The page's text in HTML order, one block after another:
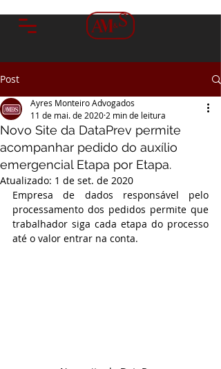
Post
Novo Site da DataPrev permite
acompanhar pedido do auxílio
emergencial Etapa por Etapa.
Ayres Monteiro Advogados
11 de mai. de 2020 2 min de leitura
Atualizado: 1 de set. de 2020
Empresa de dados responsável pelo
processamento dos pedidos permite que
trabalhador siga cada etapa do processo
até o valor entrar na conta.